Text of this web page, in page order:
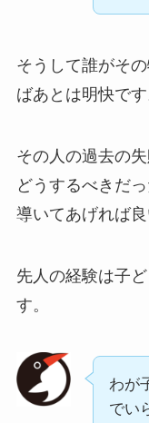
そうして誰がそ
ばあとは明快です
その人の過去の
どうするべきだ
導いてあげれば良
先人の経験は子
す。
わが
でい